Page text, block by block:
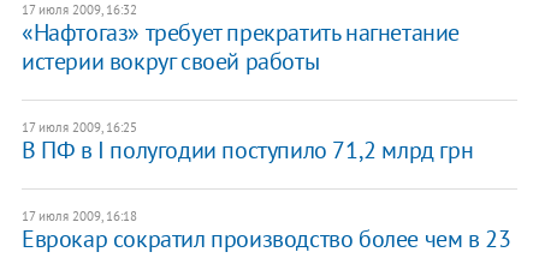
17 июля 2009, 16:32
«Нафтогаз» требует прекратить нагнетание
истерии вокруг своей работы
17 июля 2009, 16:25
В ПФ в І полугодии поступило 71,2 млрд грн
17 июля 2009, 16:18
Еврокар сократил производство более чем в 23